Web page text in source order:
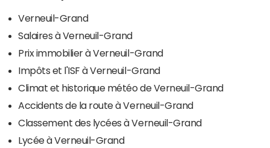
Verneuil-Grand
Salaires à Verneuil-Grand
Prix immobilier à Verneuil-Grand
Impôts et l'ISF à Verneuil-Grand
Climat et historique météo de Verneuil-Grand
Accidents de la route à Verneuil-Grand
Classement des lycées à Verneuil-Grand
Lycée à Verneuil-Grand